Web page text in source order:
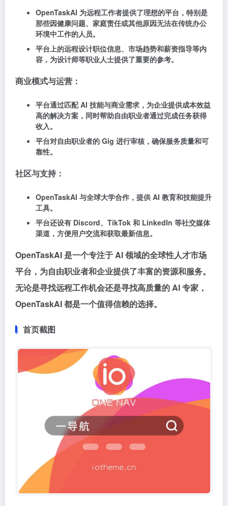
OpenTaskAI 为远程工作者提供了理想的平台，特别是
那些因健康问题、家庭责任或其他原因无法在传统办公
环境中工作的人员。
平台上的远程设计职位信息、市场趋势和薪资指导等内
容，为设计师等职业人士提供了重要的参考。
商业模式与运营：
平台通过匹配 AI 技能与商业需求，为企业提供成本效益
高的解决方案，同时帮助自由职业者通过完成任务获得
收入。
平台对自由职业者的 Gig 进行审核，确保服务质量和可
靠性。
社区与支持：
OpenTaskAI 与全球大学合作，提供 AI 教育和技能提升
工具。
平台还设有 Discord、TikTok 和 LinkedIn 等社交媒体
渠道，方便用户交流和获取最新信息。
OpenTaskAI 是一个专注于 AI 领域的全球性人才市场
平台，为自由职业者和企业提供了丰富的资源和服务。
无论是寻找远程工作机会还是寻找高质量的 AI 专家，
OpenTaskAI 都是一个值得信赖的选择。
首页截图